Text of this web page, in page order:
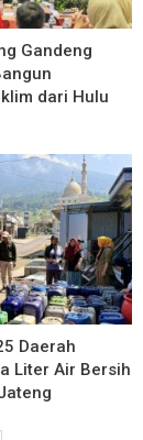
Gandeng
dari Hulu
Daerah
Liter Air Bersih